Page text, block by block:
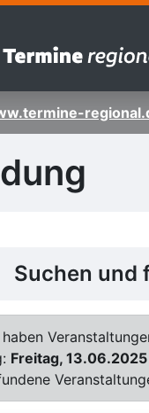
Suchen und
haben
Freitag, 13.06.2025